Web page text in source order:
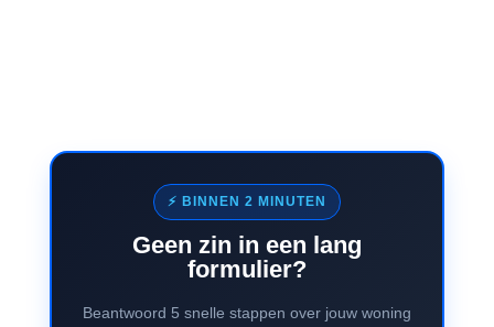
⚡ BINNEN 2 MINUTEN
Geen zin in een lang
formulier?
Beantwoord 5 snelle stappen over jouw woning